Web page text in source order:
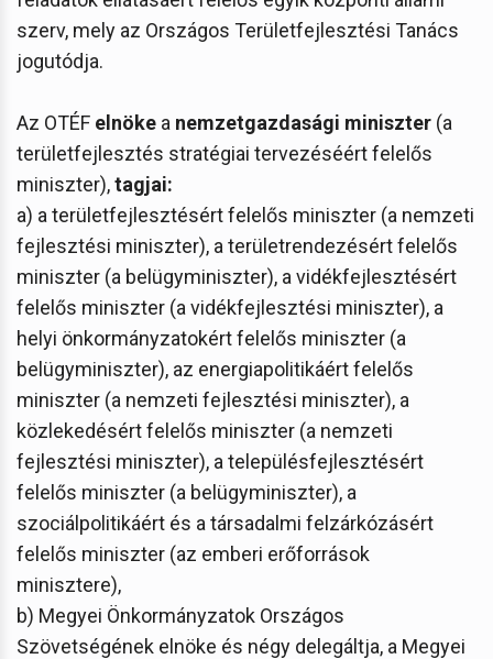
szerv, mely az Országos Területfejlesztési Tanács
jogutódja.
Az OTÉF elnöke a nemzetgazdasági miniszter (a
területfejlesztés stratégiai tervezéséért felelős
miniszter),tagjai:
a) a területfejlesztésért felelős miniszter (a nemzeti
fejlesztési miniszter), a területrendezésért felelős
miniszter (a belügyminiszter), a vidékfejlesztésért
felelős miniszter (a vidékfejlesztési miniszter), a
helyi önkormányzatokért felelős miniszter (a
belügyminiszter), az energiapolitikáért felelős
miniszter (a nemzeti fejlesztési miniszter), a
közlekedésért felelős miniszter (a nemzeti
fejlesztési miniszter), a településfejlesztésért
felelős miniszter (a belügyminiszter), a
szociálpolitikáért és a társadalmi felzárkózásért
felelős miniszter (az emberi erőforrások
minisztere),
b) Megyei Önkormányzatok Országos
Szövetségének elnöke és négy delegáltja, a Megyei